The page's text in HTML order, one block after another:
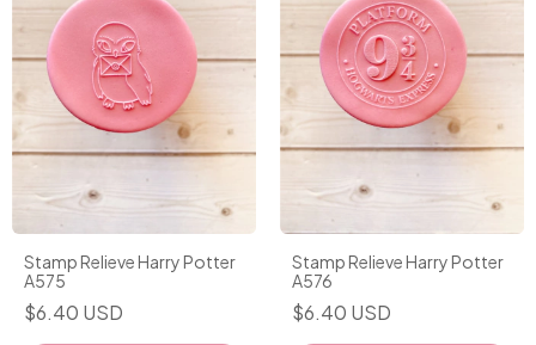
Stamp Relieve Harry Potter
A575
$6.40 USD
Stamp Relieve Harry Potter
A576
$6.40 USD